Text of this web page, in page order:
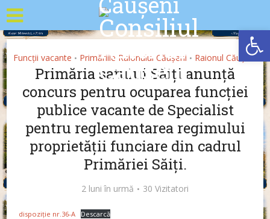
Funcții vacante • Primăriile Raionului Căușeni • Raionul Căușeni
Primăria satului Săiți anunță
concurs pentru ocuparea funcției
publice vacante de Specialist
pentru reglementarea regimului
proprietății funciare din cadrul
Primăriei Săiți.
2 luni în urmă 30 Vizitatori
dispoziție nr.36-A Descarcă